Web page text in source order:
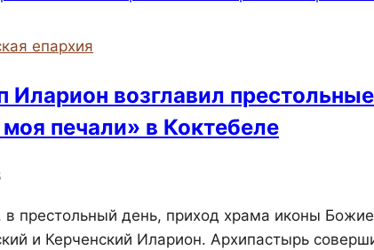
очередная
встреча
сотрудниками
епархия
Иларион возглавил
печали» в Коктебеле
в престольный день, приход храма иконы
и Керченский Иларион. Архипастырь